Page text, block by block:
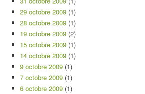
29 octobre 2009 (1)
28 octobre 2009 (1)
19 octobre 2009 (2)
15 octobre 2009 (1)
14 octobre 2009 (1)
9 octobre 2009 (1)
7 octobre 2009 (1)
6 octobre 2009 (1)